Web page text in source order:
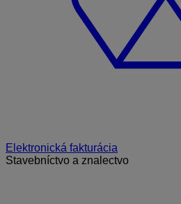
Elektronická fakturácia
Stavebníctvo a znalectvo